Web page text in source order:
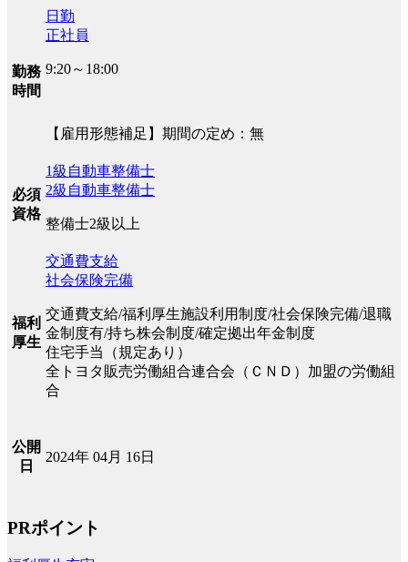
勤務
時間
日勤
正社員
9:20～18:00
【雇用形態補足】期間の定め：無
必須
資格
1級自動車整備士
2級自動車整備士
整備士2級以上
福利
厚生
交通費支給
社会保険完備
交通費支給/福利厚生施設利用制度/社会保険完備/退職
金制度有/持ち株会制度/確定拠出年金制度
住宅手当（規定あり）
全トヨタ販売労働組合連合会（ＣＮＤ）加盟の労働組
合
公開
日
2024年 04月 16日
PRポイント